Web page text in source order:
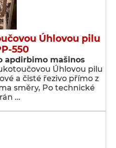
Úhlovou pilu
550
apdirbimo mašinos
Úhlovou pilu
a čisté řezivo přímo z
směry, Po technické
…